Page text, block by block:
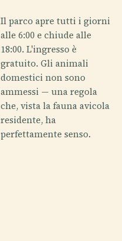
Il parco apre tutti i giorni
alle 6:00 e chiude alle
18:00. L'ingresso è
gratuito. Gli animali
domestici non sono
ammessi — una regola
che, vista la fauna avicola
residente, ha
perfettamente senso.